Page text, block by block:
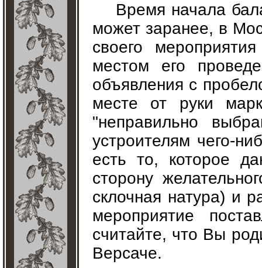
Время начала
может заранее, в
своего
местом его
объявления с
месте от руки
"неправильно
устроителям чего-
есть то, которое
сторону
склочная натура) и
мероприятие
считайте, что Вы
Версаче.